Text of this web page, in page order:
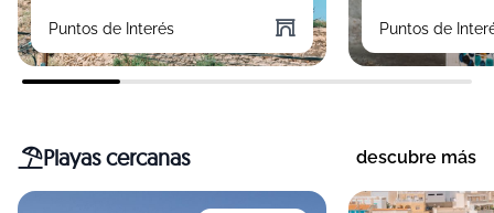
Puntos de Interés Puntos de
Playas cercanas descubre más